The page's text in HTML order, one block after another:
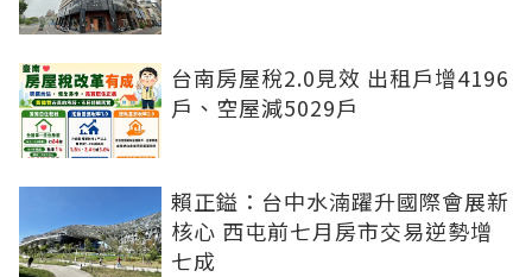
台南房屋稅2.0見效 出租戶增4196
戶、空屋減5029戶
賴正鎰：台中水湳躍升國際會展新
核心 西屯前七月房市交易逆勢增
七成